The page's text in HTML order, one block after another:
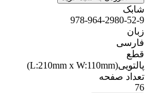
شابک
978-964-2980-52-9
زبان
فارسی
قطع
پالتویی(L:210mm x W:110mm)
تعداد صفحه
76